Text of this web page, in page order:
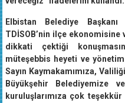
TDİSOB’nin ilçe ekonomisine
dikkati çektiği
müteşebbis heyeti ve
Sayın Kaymakamımıza,
Büyükşehir Belediyemize
kuruluşlarımıza çok